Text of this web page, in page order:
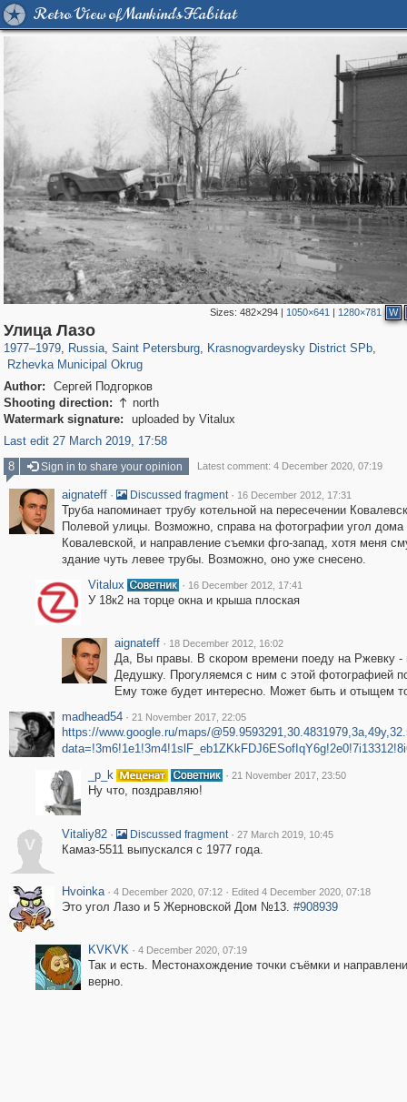
Retro View of Mankind's Habitat
Sizes:482×294 | 1050×641 | 1280×781 W
Улица Лазо
1977–1979, Russia
1,407,209
, Saint Petersburg
197,232
, Krasnogvardeysky District SPb,
Rzhevka Municipal Okrug
820 8
Author:
Сергей Подгорков
Shooting direction:  north
Watermark signature:
uploaded by Vitalux
Last edit 27 March 2019, 17:58
8
Sign in to share your opinion Latest comment: 4 December 2020, 07:19
aignateff · Discussed fragment · 16 December 2012, 17:31
Труба напоминает трубу котельной на пересечении
Полевой улицы. Возможно, справа на фотографии угол дома
Ковалевской, и направление съемки фго-запад, хотя меня
здание чуть левее трубы. Возможно, оно уже снесено.
Vitalux
· 16 December 2012, 17:41
У 18к2 на торце окна и крыша плоская
aignateff · 18 December 2012, 16:02
Да, Вы правы. В скором времени поеду на Ржевку -
Дедушку. Прогуляемся с ним с этой фотографией
Ему тоже будет интересно. Может быть и отыщем
madhead54 · 21 November 2017, 22:05
https://www.google.ru/maps/
_p_k
· 21 November 2017, 23:50
Ну что, поздравляю!
V
Vitaliy82 · Discussed fragment · 27 March 2019, 10:45
Камаз-5511 выпускался с 1977 года.
Hvoinka · 4 December 2020, 07:12 · Edited 4 December 2020, 07:18
Это угол Лазо и 5 Жерновской Дом №13. #908939
KVKVK · 4 December 2020, 07:19
Так и есть. Местонахождение точки съёмки и
верно.